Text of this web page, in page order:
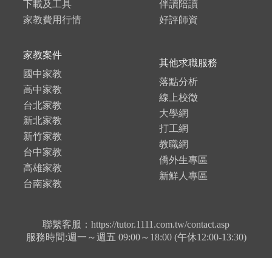
下載及工具
家教費用行情
伴讀陪讀
好評師資
家教案件
國中家教
高中家教
台北家教
新北家教
新竹家教
台中家教
高雄家教
台南家教
其他求職服務
落點分析
線上校徵
大學網
打工網
教職網
僑外生專區
新鮮人專區
聯繫客服：https://tutor.1111.com.tw/contact.asp
服務時間:週一～週五 09:00～18:00 (午休12:00-13:30)